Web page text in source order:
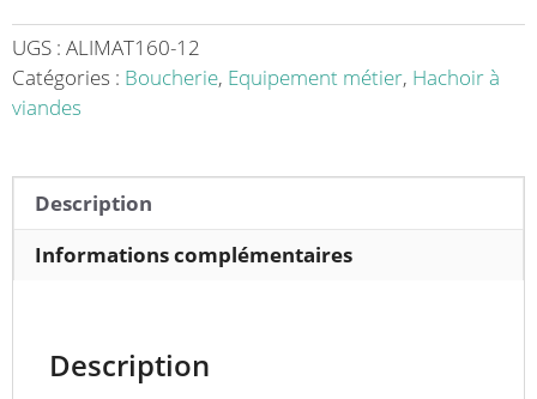
produits
congelés
blocs
de
UGS : ALIMAT160-12
Catégories : Boucherie, Equipement métier, Hachoir à
viandes
Description
Informations complémentaires
Description